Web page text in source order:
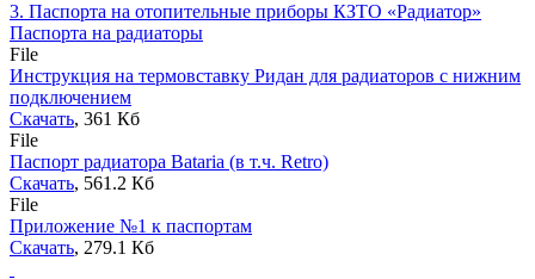
3. Паспорта на отопительные приборы КЗТО «Радиатор»
Паспорта на радиаторы
File
Инструкция на термовставку Ридан для радиаторов с нижним
подключением
Скачать, 361 Кб
File
Паспорт радиатора Bataria (в т.ч. Retro)
Скачать, 561.2 Кб
File
Приложение №1 к паспортам
Скачать, 279.1 Кб